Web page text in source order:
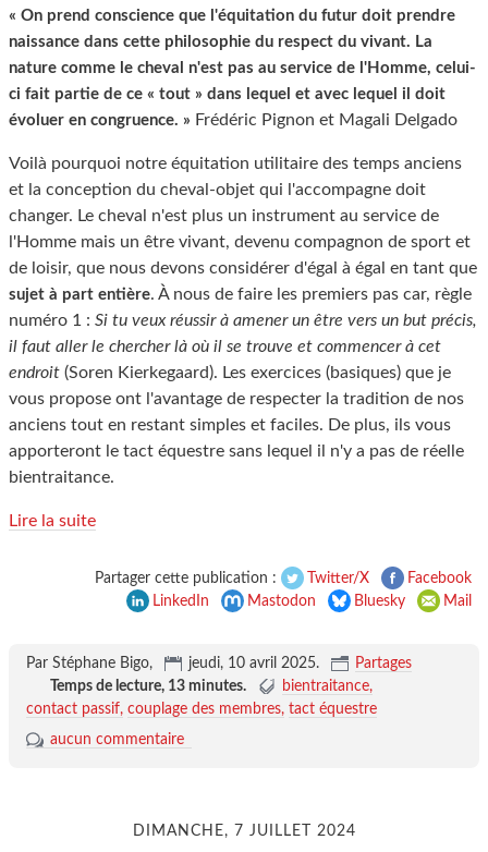
« On prend conscience que l'équitation du futur doit prendre
naissance dans cette philosophie du respect du vivant. La
nature comme le cheval n'est pas au service de l'Homme, celui-
ci fait partie de ce « tout » dans lequel et avec lequel il doit
évoluer en congruence. » Frédéric Pignon et Magali Delgado
Voilà pourquoi notre équitation utilitaire des temps anciens
et la conception du cheval-objet qui l'accompagne doit
changer. Le cheval n'est plus un instrument au service de
l'Homme mais un être vivant, devenu compagnon de sport et
de loisir, que nous devons considérer d'égal à égal en tant que
sujet à part entière. À nous de faire les premiers pas car, règle
numéro 1 : Si tu veux réussir à amener un être vers un but précis,
il faut aller le chercher là où il se trouve et commencer à cet
endroit (Soren Kierkegaard). Les exercices (basiques) que je
vous propose ont l'avantage de respecter la tradition de nos
anciens tout en restant simples et faciles. De plus, ils vous
apporteront le tact équestre sans lequel il n'y a pas de réelle
bientraitance.
Lire la suite
Partager cette publication : Twitter/X
Facebook
LinkedIn
Mastodon Bluesky Mail
Par Stéphane Bigo, jeudi, 10 avril 2025.
Partages
Temps de lecture, 13 minutes.
bientraitance
contact passif couplage des membres tact équestre
aucun commentaire
DIMANCHE, 7 JUILLET 2024